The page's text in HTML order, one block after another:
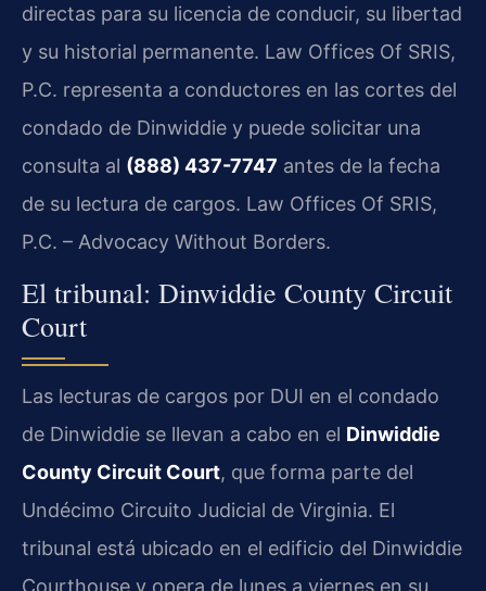
directas para su licencia de conducir, su libertad
y su historial permanente. Law Offices Of SRIS,
P.C. representa a conductores en las cortes del
condado de Dinwiddie y puede solicitar una
consulta al (888) 437-7747 antes de la fecha
de su lectura de cargos. Law Offices Of SRIS,
P.C. – Advocacy Without Borders.
El tribunal: Dinwiddie County Circuit
Court
Las lecturas de cargos por DUI en el condado
de Dinwiddie se llevan a cabo en el Dinwiddie
County Circuit Court, que forma parte del
Undécimo Circuito Judicial de Virginia. El
tribunal está ubicado en el edificio del Dinwiddie